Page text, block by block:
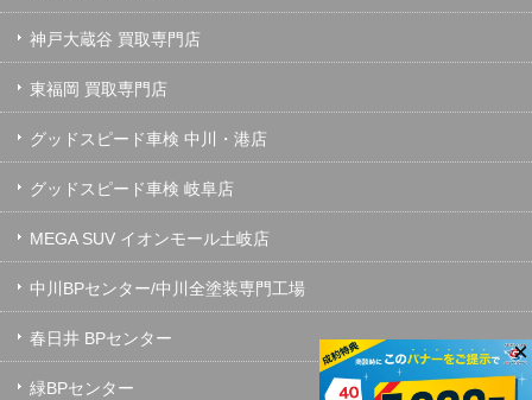
神戸大蔵谷 買取専門店
東福岡 買取専門店
グッドスピード車検 中川・港店
グッドスピード車検 岐阜店
MEGA SUV イオンモール土岐店
中川BPセンター/中川全塗装専門工場
春日井 BPセンター
緑BPセンター
×